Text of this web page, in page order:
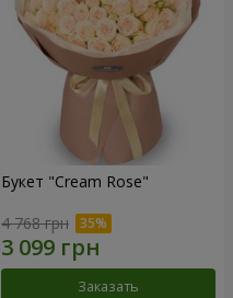
Букет "Cream Rose"
4 768 грн
Заказать